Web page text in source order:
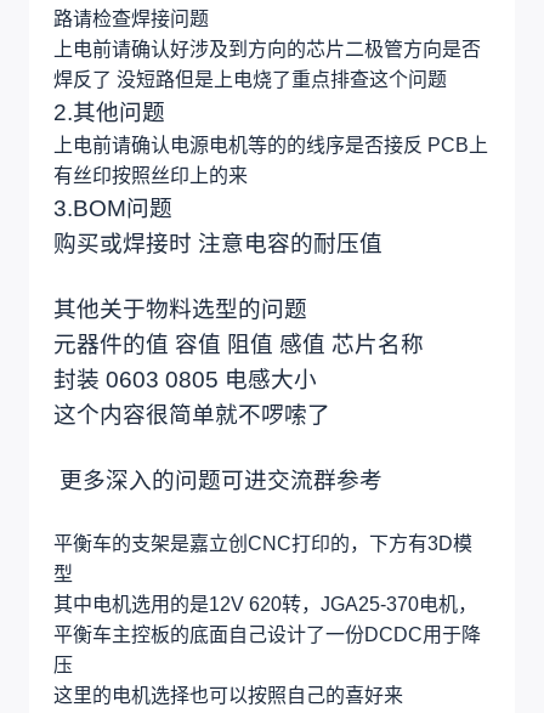
路请检查焊接问题
上电前请确认好涉及到方向的芯片二极管方向是否
焊反了 没短路但是上电烧了重点排查这个问题
2.其他问题
上电前请确认电源电机等的的线序是否接反 PCB上
有丝印按照丝印上的来
3.BOM问题
购买或焊接时 注意电容的耐压值
其他关于物料选型的问题
元器件的值 容值 阻值 感值 芯片名称
封装 0603 0805 电感大小
这个内容很简单就不啰嗦了
更多深入的问题可进交流群参考
平衡车的支架是嘉立创CNC打印的，下方有3D模
型
其中电机选用的是12V 620转，JGA25-370电机，
平衡车主控板的底面自己设计了一份DCDC用于降
压
这里的电机选择也可以按照自己的喜好来